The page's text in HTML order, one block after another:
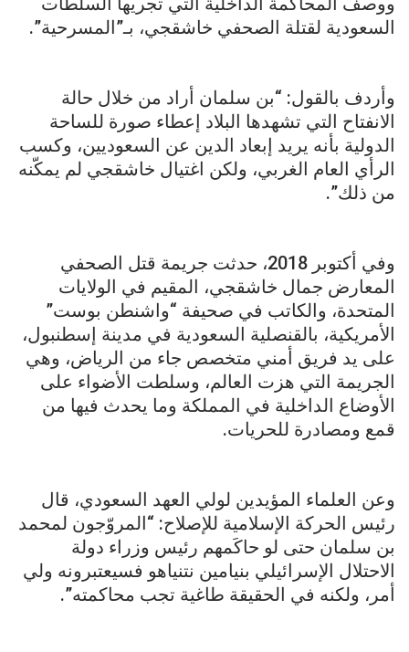
السعودية لقتلة الصحفي خاشقجي، بـ”المسرحية”.
وأردف بالقول: “بن سلمان أراد من خلال حالة
الانفتاح التي تشهدها البلاد إعطاء صورة للساحة
الدولية بأنه يريد إبعاد الدين عن السعوديين، وكسب
الرأي العام الغربي، ولكن اغتيال خاشقجي لم يمكّنه
من ذلك”.
وفي أكتوبر 2018، حدثت جريمة قتل الصحفي
المعارض جمال خاشقجي، المقيم في الولايات
المتحدة، والكاتب في صحيفة “واشنطن بوست”
الأمريكية، بالقنصلية السعودية في مدينة إسطنبول،
على يد فريق أمني متخصص جاء من الرياض، وهي
الجريمة التي هزت العالم، وسلطت الأضواء على
الأوضاع الداخلية في المملكة وما يحدث فيها من
قمع ومصادرة للحريات.
وعن العلماء المؤيدين لولي العهد السعودي، قال
رئيس الحركة الإسلامية للإصلاح: “المروّجون لمحمد
بن سلمان حتى لو حاكَمهم رئيس وزراء دولة
الاحتلال الإسرائيلي بنيامين نتنياهو فسيعتبرونه ولي
أمر، ولكنه في الحقيقة طاغية تجب محاكمته”.